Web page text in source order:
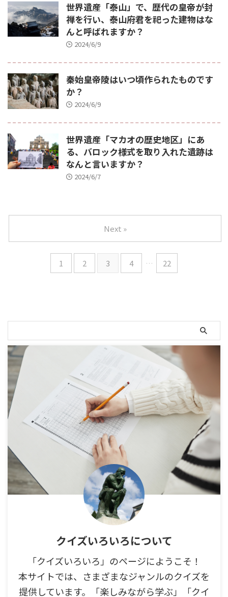
世界遺産「泰山」で、歴代の皇帝が封
禅を行い、泰山府君を祀った建物はな
んと呼ばれますか？
2024/6/9
秦始皇帝陵はいつ頃作られたものです
か？
2024/6/9
世界遺産「マカオの歴史地区」にあ
る、バロック様式を取り入れた遺跡は
なんと言いますか？
2024/6/7
1 2 3 4 … 22
Next »
クイズいろいろについて
「クイズいろいろ」のページにようこそ！
本サイトでは、さまざまなジャンルのクイズを
提供しています。「楽しみながら学ぶ」「クイ